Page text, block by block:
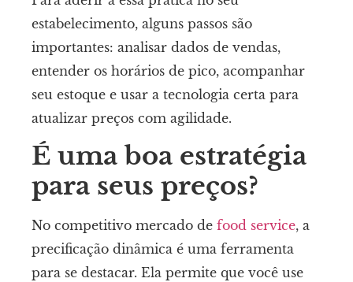
estabelecimento, alguns passos são
importantes: analisar dados de vendas,
entender os horários de pico, acompanhar
seu estoque e usar a tecnologia certa para
atualizar preços com agilidade.
É uma boa estratégia
para seus preços?
No competitivo mercado de food service, a
precificação dinâmica é uma ferramenta
para se destacar. Ela permite que você use